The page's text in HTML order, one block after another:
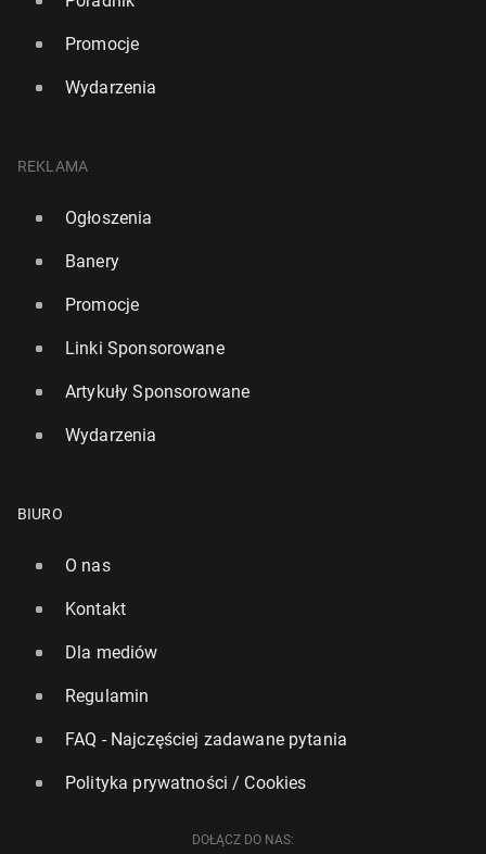
Promocje
Wydarzenia
REKLAMA
Ogłoszenia
Banery
Promocje
Linki Sponsorowane
Artykuły Sponsorowane
Wydarzenia
BIURO
O nas
Kontakt
Dla mediów
Regulamin
FAQ - Najczęściej zadawane pytania
Polityka prywatności / Cookies
DOŁĄCZ DO NAS: